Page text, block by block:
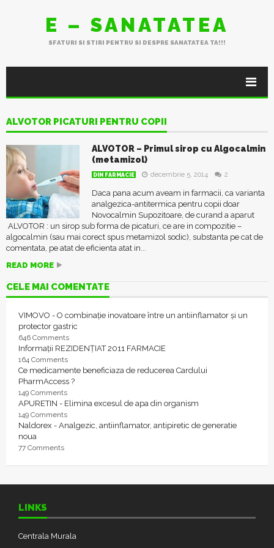
E – SANATATEA
SFATURI SI STIRI PENTRU SI DESPRE SANATATEA TA!!!
ALVOTOR PICATURI PENTRU COPII
ALVOTOR – Primul sirop cu Algocalmin
(metamizol)
DIN FARMACIE decembrie 5, 2014 2
Daca pana acum aveam in farmacii, ca varianta
analgezica-antitermica pentru copii doar
Novocalmin Supozitoare, de curand a aparut
ALVOTOR : un sirop sub forma de picaturi, ce are in compozitie –
algocalmin (sau mai corect spus metamizol sodic), substanta pe cat de
comentata, pe atat de eficienta atat in...
READ MORE
CELE MAI COMENTATE
VIMOVO - O combinație inovatoare între un antiinflamator și un
protector gastric
646 Comments
Informații REZIDENȚIAT 2011 FARMACIE
164 Comments
Ce medicamente beneficiaza de reducerea Cardului
PharmAccess ?
149 Comments
APURETIN - Elimina excesul de apa din organism
149 Comments
Naldorex - Analgezic, antiinflamator, antipiretic de generatie
noua
77 Comments
LINKS
Centrala Murala